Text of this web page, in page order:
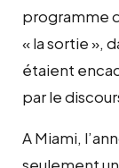
programme
« la sortie »,
étaient
par le
A Miami,
seulement